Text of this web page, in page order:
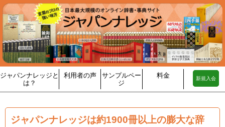
ジャパンナレッジと
は？
利用者の声
サンプルペー
ジ
料金 新規入会
ジャパンナレッジは約1900冊以上の膨大な辞